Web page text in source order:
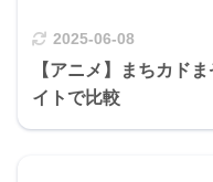
2025-06-08
【アニメ】まちカド
イトで比較